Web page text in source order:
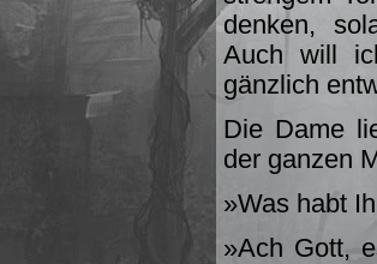
denken,
Auch will
gänzlich
Die Dame
der ganzen
»Was habt
»Ach Gott,